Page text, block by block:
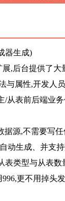
器生成)
,后台提供了大
与属性,开发人
/从表前后端业
据源,不需要写
动生成、并支
表类型与从表
更不用掉头